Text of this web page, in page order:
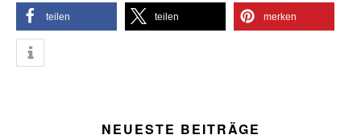
teilen teilen merken
NEUESTE BEITRÄGE